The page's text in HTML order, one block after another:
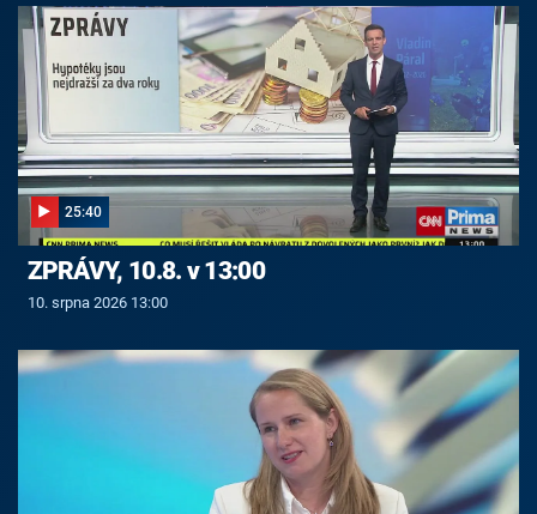
25:40
ZPRÁVY, 10.8. v 13:00
10. srpna 2026 13:00